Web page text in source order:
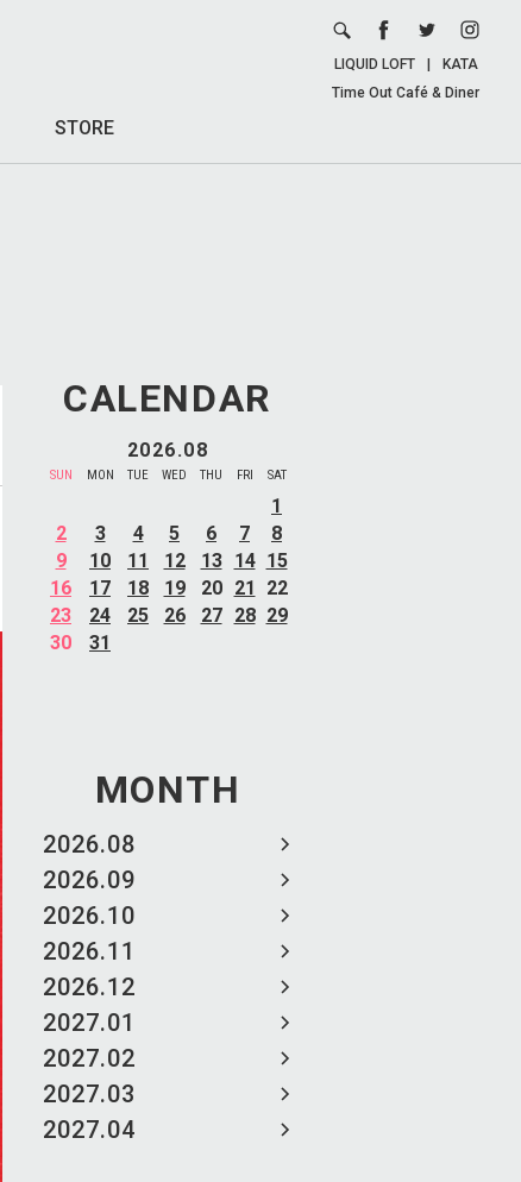
STORE
LIQUID LOFT
KATA
Time Out Café & Diner
CALENDAR
2026.08
SUN MON TUE WED THU FRI SAT
1
2
3 4 5 6 7
8
9
10 11 12 13 14 15
16
17 18 19 20 21
22
23
24 25 26 27 28 29
30
31
MONTH
2026.08
2026.09
2026.10
2026.11
2026.12
2027.01
2027.02
2027.03
2027.04